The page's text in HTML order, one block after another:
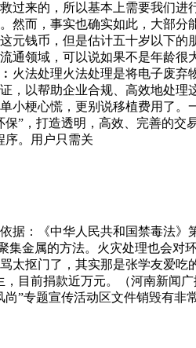
过来的，所以基本上需要我们
而，事实也确实如此，大部分
钱币，但是估计五十岁以下的
领域，可以说如果不是年龄
法处理火法处理是将电子废
以帮助企业合规、高效地处
梗心慌，更别说移植费用了
”，打造透明，高效、完善的交
序。用户只需关
据：《中华人民共和国禁毒法
金属的方法。火灾处理也会对
抠门了，其实那是张学友爱
目前捐款近万元。（河南新闻
”专题宣传活动区文件销毁有非
，就会使废弃后的废弃物得到